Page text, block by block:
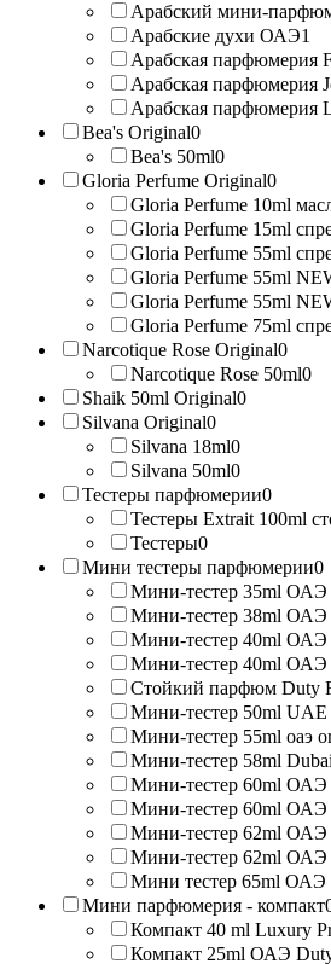
Арабский мини-
Арабские духи ОАЭ1
Арабская парфюмерия
Арабская парфюмерия
Арабская парфюмерия
Bea's Original0
Bea's 50ml0
Gloria Perfume Original0
Gloria Perfume 10ml
Gloria Perfume 15ml
Gloria Perfume 55ml
Gloria Perfume 55ml
Gloria Perfume 55ml
Gloria Perfume 75ml
Narcotique Rose Original0
Narcotique Rose 50ml0
Shaik 50ml Original0
Silvana Original0
Silvana 18ml0
Silvana 50ml0
Тестеры парфюмерии0
Тестеры Extrait 100ml
Тестеры0
Мини тестеры парфюмерии0
Мини-тестер 35ml ОАЭ
Мини-тестер 38ml ОАЭ
Мини-тестер 40ml
Мини-тестер 40ml ОАЭ
Стойкий парфюм Duty
Мини-тестер 50ml UAE
Мини-тестер 55ml оаэ
Мини-тестер 58ml
Мини-тестер 60ml ОАЭ
Мини-тестер 60ml ОАЭ
Мини-тестер 62ml ОАЭ
Мини-тестер 62ml ОАЭ
Мини тестер 65ml ОАЭ
Мини парфюмерия - компакт
Компакт 40 ml Luxury
Компакт 25ml ОАЭ